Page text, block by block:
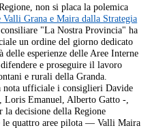
non si placa la polemica
Valli Grana e Maira dalla Strategia
"La Nostra Provincia" ha
un ordine del giorno dedicato
esperienze delle Aree Interne
e proseguire il lavoro
e rurali della Granda.
ufficiale i consiglieri Davide
Loris Emanuel, Alberto Gatto -,
la decisione della Regione
le quattro aree pilota — Valli Maira